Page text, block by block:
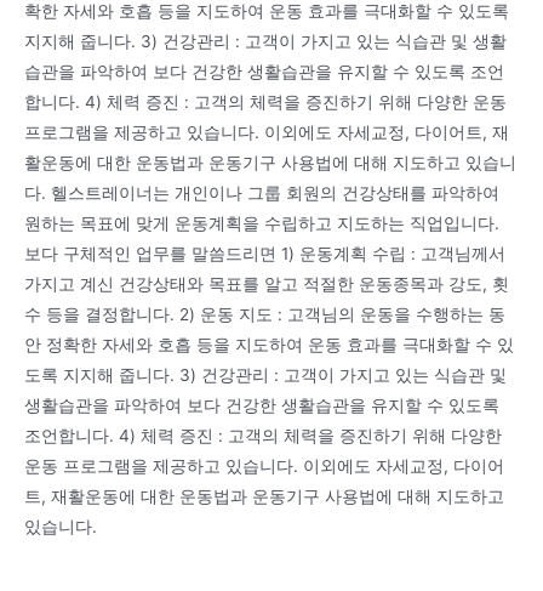
확한 자세와 호흡 등을 지도하여 운동 효과를 극대화할 수 있도록
지지해 줍니다. 3) 건강관리 : 고객이 가지고 있는 식습관 및 생활
습관을 파악하여 보다 건강한 생활습관을 유지할 수 있도록 조언
합니다. 4) 체력 증진 : 고객의 체력을 증진하기 위해 다양한 운동
프로그램을 제공하고 있습니다. 이외에도 자세교정, 다이어트, 재
활운동에 대한 운동법과 운동기구 사용법에 대해 지도하고 있습니
다. 헬스트레이너는 개인이나 그룹 회원의 건강상태를 파악하여
원하는 목표에 맞게 운동계획을 수립하고 지도하는 직업입니다.
보다 구체적인 업무를 말씀드리면 1) 운동계획 수립 : 고객님께서
가지고 계신 건강상태와 목표를 알고 적절한 운동종목과 강도, 횟
수 등을 결정합니다. 2) 운동 지도 : 고객님의 운동을 수행하는 동
안 정확한 자세와 호흡 등을 지도하여 운동 효과를 극대화할 수 있
도록 지지해 줍니다. 3) 건강관리 : 고객이 가지고 있는 식습관 및
생활습관을 파악하여 보다 건강한 생활습관을 유지할 수 있도록
조언합니다. 4) 체력 증진 : 고객의 체력을 증진하기 위해 다양한
운동 프로그램을 제공하고 있습니다. 이외에도 자세교정, 다이어
트, 재활운동에 대한 운동법과 운동기구 사용법에 대해 지도하고
있습니다.